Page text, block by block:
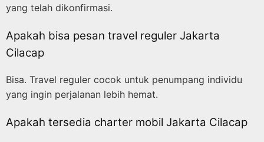
yang telah dikonfirmasi.
Apakah bisa pesan travel reguler Jakarta
Cilacap
Bisa. Travel reguler cocok untuk penumpang individu
yang ingin perjalanan lebih hemat.
Apakah tersedia charter mobil Jakarta Cilacap